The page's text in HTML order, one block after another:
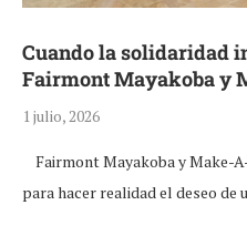
Cuando la solidaridad
Fairmont Mayakoba y
1 julio, 2026
Fairmont Mayakoba y Make-
para hacer realidad el deseo de